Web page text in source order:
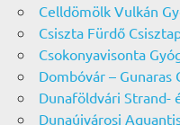
Celldömölk Vulkán
Csiszta Fürdő
Csokonyavisonta
Dombóvár – Gunaras
Dunaföldvári Strand-
Dunaújvárosi